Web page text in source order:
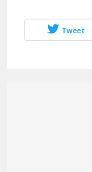
Tweet